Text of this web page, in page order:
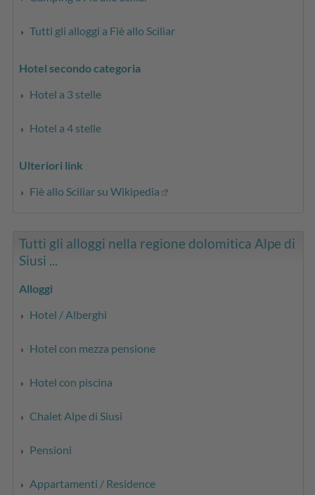
Tutti gli alloggi a Fiè allo Sciliar
Hotel secondo categoria
Hotel a 3 stelle
Hotel a 4 stelle
Ulteriori link
Fiè allo Sciliar su Wikipedia
Tutti gli alloggi nella regione dolomitica Alpe di
Siusi ...
Alloggi
Hotel / Alberghi
Hotel con mezza pensione
Hotel con piscina
Chalet Alpe di Siusi
Pensioni
Appartamenti / Residence